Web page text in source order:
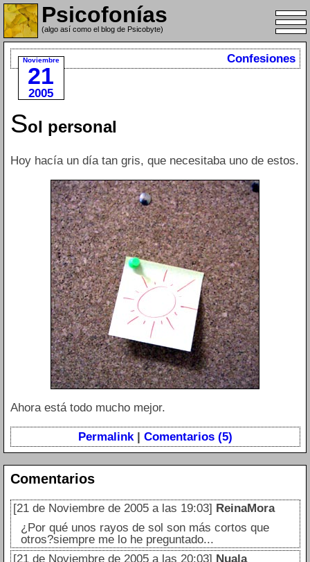
Psicofonías
(algo así como el blog de Psicobyte)
Noviembre
21
2005
Confesiones
Sol personal
Hoy hacía un día tan gris, que necesitaba uno de estos.
Ahora está todo mucho mejor.
Permalink| Comentarios (5)
Comentarios
[21 de Noviembre de 2005 a las 19:03] ReinaMora
¿Por qué unos rayos de sol son más cortos que
otros?siempre me lo he preguntado...
[21 de Noviembre de 2005 a las 20:03] Nuala